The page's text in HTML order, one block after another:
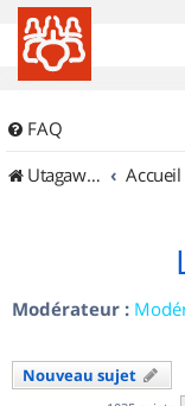
FAQ
UtagawaVTT (Randos VTT et VTTAE avec traces GPS)
Modérateur :
Nouveau sujet